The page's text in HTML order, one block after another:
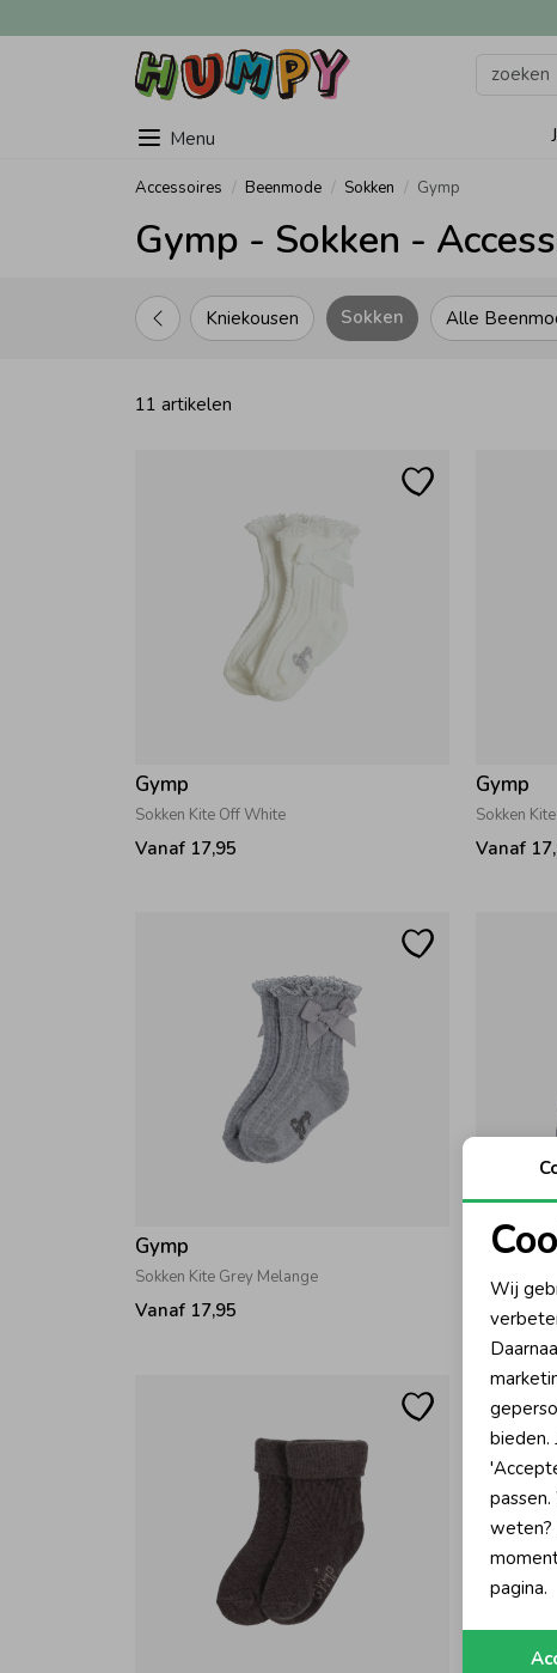
Menu
Accessoires Beenmode Sokken Gymp
Gymp - Sokken -
Alle
Kniekousen Sokken
11 artikelen
Gymp
Sokken Kite Off White
Vanaf 17,95
Gymp
Sokken
Vanaf
Gymp
Sokken Kite Grey Melange
Vanaf 17,95
Gymp
Sokken Kite
Vanaf
Wij
bieden.
weten?
pagina.